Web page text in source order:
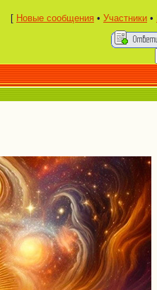
[ Новые сообщения • Участники •